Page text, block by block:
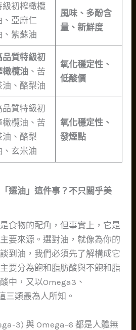
級初榨橄欖
、亞麻仁
、紫蘇油
風味、多酚含
量、新鮮度
品質特級初
橄欖油、苦
油、酪梨油
氧化穩定性、
低酸價
品質特級初
橄欖油、苦
油、酪梨
、玄米油
氧化穩定性、
發煙點
選油」這件事？不只關乎美
食物的配角，但事實上，它是
要來源。選對油，就像為你的
到油，我們必須先了解構成它
要分為飽和脂肪酸與不飽和脂
中，又以Omega3、
三類最為人所知。
3) 與 Omega-6 都是人體無